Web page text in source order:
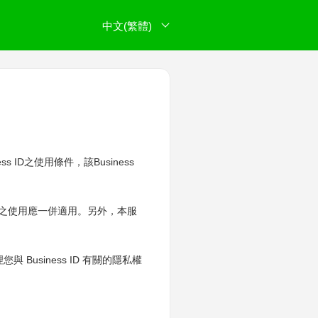
中文(繁體)
ID之使用條件，該Business
使用應一併適用。另外，本服
您與 Business ID 有關的隱私權